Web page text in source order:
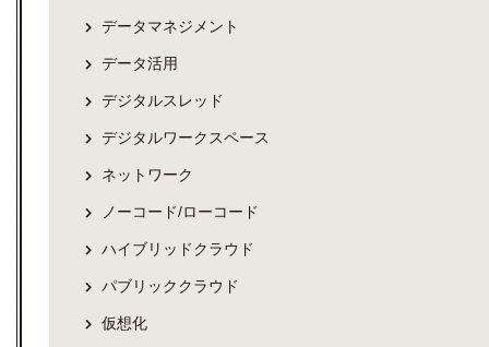
データマネジメント
データ活用
デジタルスレッド
デジタルワークスペース
ネットワーク
ノーコード/ローコード
ハイブリッドクラウド
パブリッククラウド
仮想化